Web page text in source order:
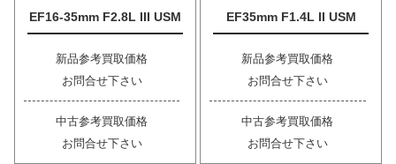
EF16-35mm F2.8L III USM
新品参考買取価格
お問合せ下さい
中古参考買取価格
お問合せ下さい
EF35mm F1.4L II USM
新品参考買取価格
お問合せ下さい
中古参考買取価格
お問合せ下さい